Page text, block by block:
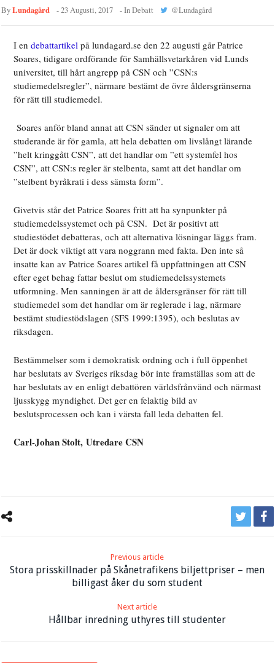
ByLundagård -23 Augusti, 2017 - InDebatt @Lundagård
I endebattartikel på lundagard.se den 22 augusti går Patrice
Soares, tidigare ordförande för Samhällsvetarkåren vid Lunds
universitet, till hårt angrepp på CSN och ”CSN:s
studiemedelsregler”, närmare bestämt de övre åldersgränserna
för rätt till studiemedel.
Soares anför bland annat att CSN sänder ut signaler om att
studerande är för gamla, att hela debatten om livslångt lärande
”helt kringgått CSN”, att det handlar om ”ett systemfel hos
CSN”, att CSN:s regler är stelbenta, samt att det handlar om
”stelbent byråkrati i dess sämsta form”.
Givetvis står det Patrice Soares fritt att ha synpunkter på
studiemedelssystemet och på CSN. Det är positivt att
studiestödet debatteras, och att alternativa lösningar läggs fram.
Det är dock viktigt att vara noggrann med fakta. Den inte så
insatte kan av Patrice Soares artikel få uppfattningen att CSN
efter eget behag fattar beslut om studiemedelssystemets
utformning. Men sanningen är att de åldersgränser för rätt till
studiemedel som det handlar om är reglerade i lag, närmare
bestämt studiestödslagen (SFS 1999:1395), och beslutas av
riksdagen.
Bestämmelser som i demokratisk ordning och i full öppenhet
har beslutats av Sveriges riksdag bör inte framställas som att de
har beslutats aven enligt debattören världsfrånvänd och närmast
ljusskygg myndighet. Det ger en felaktig bild av
beslutsprocessen och kan i värsta fall leda debatten fel.
Carl-Johan Stolt,Utredare CSN
Previous article
Stora prisskillnader på Skånetrafikens biljettpriser – men
billigast åker du som student
Next article
Hållbar inredning uthyres till studenter